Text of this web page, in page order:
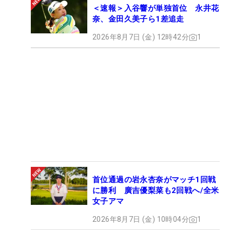
＜速報＞入谷響が単独首位 永井花
奈、金田久美子ら1差追走
2026年8月7日 (金) 12時42分 1
首位通過の岩永杏奈がマッチ1回戦
に勝利 廣吉優梨菜も2回戦へ/全米
女子アマ
2026年8月7日 (金) 10時04分 1